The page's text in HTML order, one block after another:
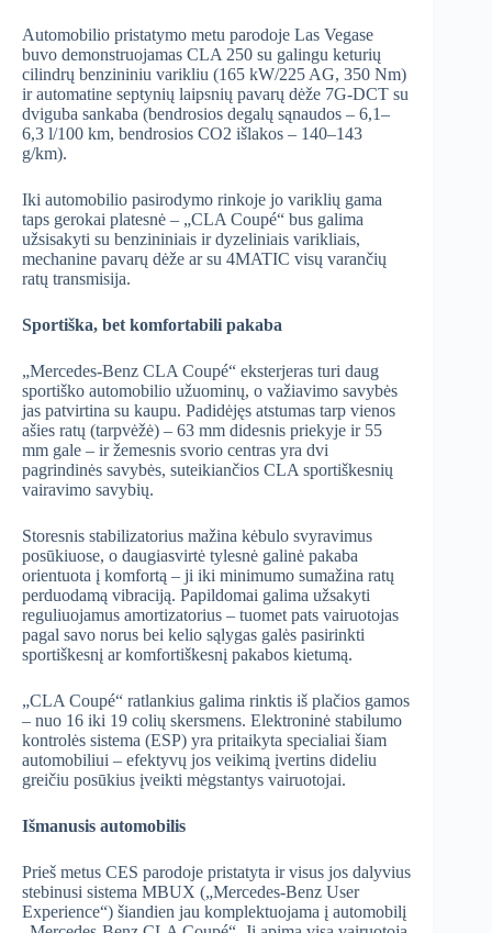
Automobilio pristatymo metu parodoje Las Vegase
buvo demonstruojamas CLA 250 su galingu keturių
cilindrų benzininiu varikliu (165 kW/225 AG, 350 Nm)
ir automatine septynių laipsnių pavarų dėže 7G-DCT su
dviguba sankaba (bendrosios degalų sąnaudos – 6,1–
6,3 l/100 km, bendrosios CO2 išlakos – 140–143
g/km).
Iki automobilio pasirodymo rinkoje jo variklių gama
taps gerokai platesnė – „CLA Coupé“ bus galima
užsisakyti su benzininiais ir dyzeliniais varikliais,
mechanine pavarų dėže ar su 4MATIC visų varančių
ratų transmisija.
Sportiška, bet komfortabili pakaba
„Mercedes-Benz CLA Coupé“ eksterjeras turi daug
sportiško automobilio užuominų, o važiavimo savybės
jas patvirtina su kaupu. Padidėjęs atstumas tarp vienos
ašies ratų (tarpvėžė) – 63 mm didesnis priekyje ir 55
mm gale – ir žemesnis svorio centras yra dvi
pagrindinės savybės, suteikiančios CLA sportiškesnių
vairavimo savybių.
Storesnis stabilizatorius mažina kėbulo svyravimus
posūkiuose, o daugiasvirtė tylesnė galinė pakaba
orientuota į komfortą – ji iki minimumo sumažina ratų
perduodamą vibraciją. Papildomai galima užsakyti
reguliuojamus amortizatorius – tuomet pats vairuotojas
pagal savo norus bei kelio sąlygas galės pasirinkti
sportiškesnį ar komfortiškesnį pakabos kietumą.
„CLA Coupé“ ratlankius galima rinktis iš plačios gamos
– nuo 16 iki 19 colių skersmens. Elektroninė stabilumo
kontrolės sistema (ESP) yra pritaikyta specialiai šiam
automobiliui – efektyvų jos veikimą įvertins dideliu
greičiu posūkius įveikti mėgstantys vairuotojai.
Išmanusis automobilis
Prieš metus CES parodoje pristatyta ir visus jos dalyvius
stebinusi sistema MBUX („Mercedes-Benz User
Experience“) šiandien jau komplektuojama į automobilį